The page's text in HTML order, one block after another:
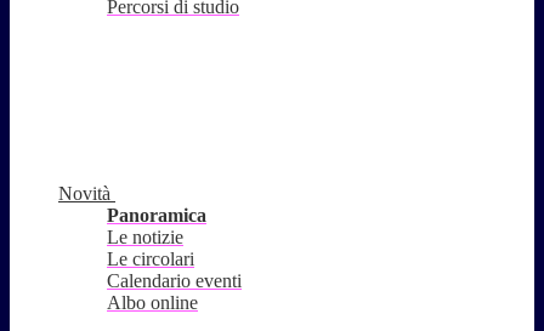
Percorsi di studio
Novità
Panoramica
Le notizie
Le circolari
Calendario eventi
Albo online